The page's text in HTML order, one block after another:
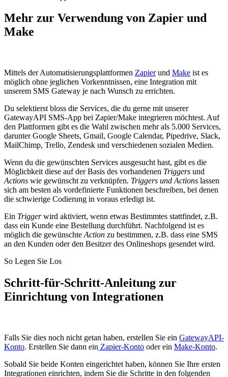
Mehr zur Verwendung von Zapier und
Make
Mittels der Automatisierungsplattformen Zapierund Make ist es
möglich ohne jeglichen Vorkenntnissen, eine Integration mit
unserem SMS Gateway je nach Wunsch zu errichten.
Du selektierst bloss die Services, die du gerne mit unserer
GatewayAPI SMS-App bei Zapier/Make integrieren möchtest. Auf
den Plattformen gibt es die Wahl zwischen mehr als 5.000 Services,
darunter Google Sheets, Gmail, Google Calendar, Pipedrive, Slack,
MailChimp, Trello, Zendesk und verschiedenen sozialen Medien.
Wenn du die gewünschten Services ausgesucht hast, gibt es die
Möglichkeit diese auf der Basis des vorhandenen Triggers und
Actions wie gewünscht zu verknüpfen. Triggers und Actions lassen
sich am besten als vordefinierte Funktionen beschreiben, bei denen
die schwierige Codierung in voraus erledigt ist.
Ein Triggerwird aktiviert, wenn etwas Bestimmtes stattfindet, z.B.
dass ein Kunde eine Bestellung durchführt. Nachfolgend ist es
möglich die gewünschte Action zu bestimmen, z.B. dass eine SMS
an den Kunden oder den Besitzer des Onlineshops gesendet wird.
So Legen Sie Los
Schritt-für-Schritt-Anleitung zur
Einrichtung von Integrationen
Falls Sie dies noch nicht getan haben, erstellen Sie ein GatewayAPI-
Konto. Erstellen Sie dann ein Zapier-Konto oder ein Make-Konto.
Sobald Sie beide Konten eingerichtet haben, können Sie Ihre ersten
Integrationen einrichten, indem Sie die Schritte in den folgenden